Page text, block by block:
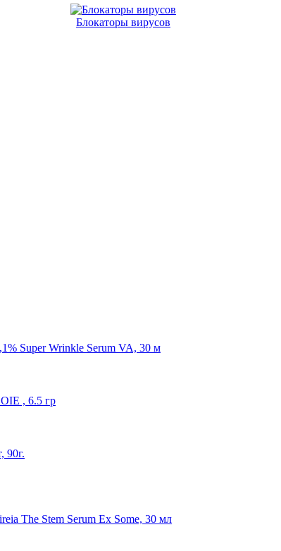
Блокаторы вирусов
Super Wrinkle Serum VA, 30 м
, 6.5 гр
90г.
The Stem Serum Ex Some, 30 мл